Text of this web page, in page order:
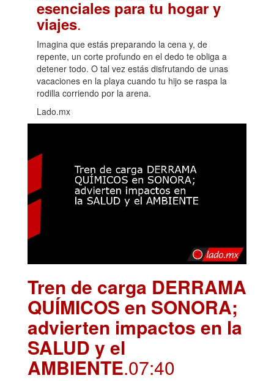
esenciales para tu hogar y
viajes.
Imagina que estás preparando la cena y, de
repente, un corte profundo en el dedo te obliga a
detener todo. O tal vez estás disfrutando de unas
vacaciones en la playa cuando tu hijo se raspa la
rodilla corriendo por la arena.
Lado.mx
Tren de carga DERRAMA
QUÍMICOS en SONORA;
advierten impactos en la
SALUD y el
AMBIENTE.07:40